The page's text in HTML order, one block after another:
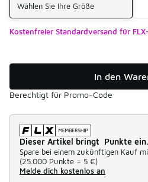
Wählen Sie Ihre Größe
Kostenfreier Standardversand für
In den
Berechtigt für Promo-Code
Dieser Artikel bringt Punkte ein.
Spare bei einem zukünftigen Kauf
(25.000 Punkte = 5 €)
Melde dich kostenlos an